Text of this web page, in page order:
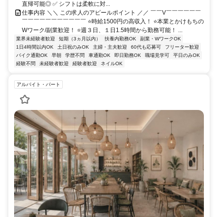
直帰可能◎ ✅ シフトは柔軟に対...
仕事内容 ＼＼ この求人のアピールポイント ／／ ￣￣V￣￣￣￣￣￣
￣￣￣￣￣￣￣￣￣￣￣ ⭐時給1500円の高収入！ ⭐本業とかけもちの
Wワーク/副業歓迎！ ⭐週３日、１日1.5時間から勤務可能！ ...
業界未経験者歓迎 短期（3ヵ月以内） 扶養内勤務OK
副業・WワークOK
1日4時間以内OK
土日祝のみOK 主婦・主夫歓迎 60代も応募可
フリーター歓迎
バイク通勤OK
早朝 学歴不問 車通勤OK 即日勤務OK 職場見学可
平日のみOK
経験不問
未経験者歓迎 経験者歓迎 ネイルOK
アルバイト・パート